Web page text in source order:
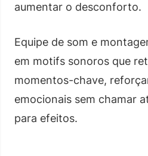
aumentar o desconforto.
Equipe de som e
em motifs sonoros que
momentos-chave,
emocionais sem chamar
para efeitos.